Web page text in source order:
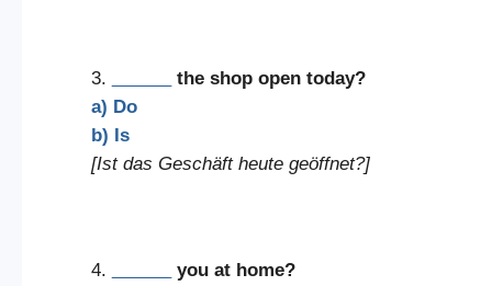
3.
the shop open today?
a) Do
b) Is
[Ist das Geschäft heute geöffnet?]
4.
you at home?